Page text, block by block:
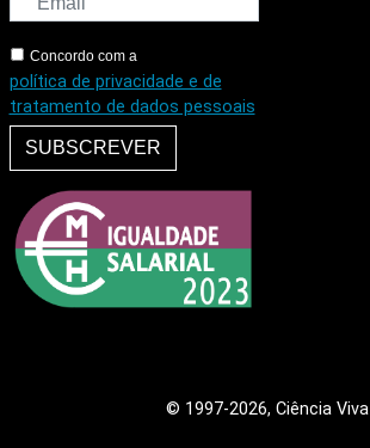
Concordo com a
política de privacidade e de
tratamento de dados pessoais
SUBSCREVER
© 1997-2026, Ciência Viva